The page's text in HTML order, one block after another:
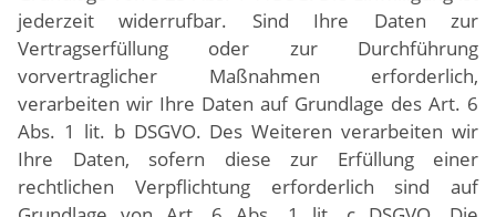
jederzeit widerrufbar. Sind Ihre Daten zur
Vertragserfüllung oder zur Durchführung
vorvertraglicher Maßnahmen erforderlich,
verarbeiten wir Ihre Daten auf Grundlage des Art. 6
Abs. 1 lit. b DSGVO. Des Weiteren verarbeiten wir
Ihre Daten, sofern diese zur Erfüllung einer
rechtlichen Verpflichtung erforderlich sind auf